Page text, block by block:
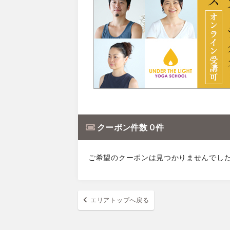
クーポン件数 0 件
ご希望のクーポンは見つかりませんでし
エリアトップへ戻る